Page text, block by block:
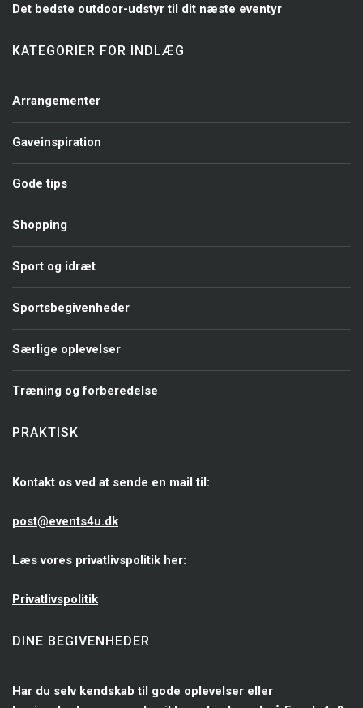
Det bedste outdoor-udstyr til dit næste eventyr
KATEGORIER FOR INDLÆG
Arrangementer
Gaveinspiration
Gode tips
Shopping
Sport og idræt
Sportsbegivenheder
Særlige oplevelser
Træning og forberedelse
PRAKTISK
Kontakt os ved at sende en mail til:
post@events4u.dk
Læs vores privatlivspolitik her:
Privatlivspolitik
DINE BEGIVENHEDER
Har du selv kendskab til gode oplevelser eller